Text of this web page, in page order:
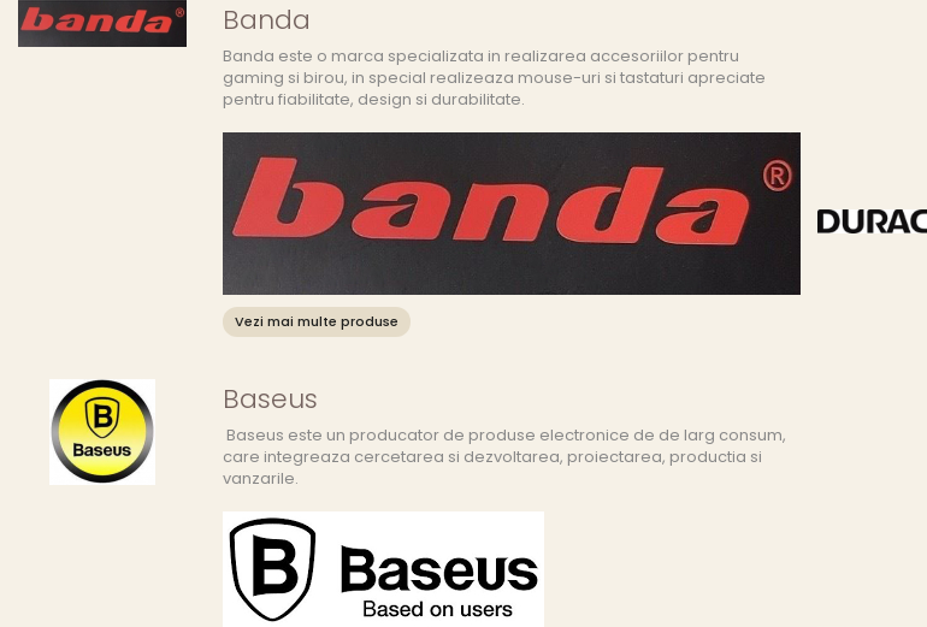
Banda
Banda este o marca specializata in realizarea accesoriilor pentru
gaming si birou, in special realizeaza mouse-uri si tastaturi apreciate
pentru fiabilitate, design si durabilitate.
Vezi mai multe produse
Baseus
Baseus este un producator de produse electronice de de larg consum,
care integreaza cercetarea si dezvoltarea, proiectarea, productia si
vanzarile.